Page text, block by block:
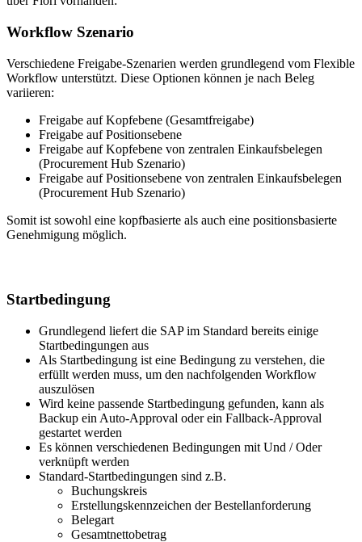
Workflow Szenario
Verschiedene Freigabe-Szenarien werden grundlegend vom Flexible
Workflow unterstützt. Diese Optionen können je nach Beleg
variieren:
Freigabe auf Kopfebene (Gesamtfreigabe)
Freigabe auf Positionsebene
Freigabe auf Kopfebene von zentralen Einkaufsbelegen
(Procurement Hub Szenario)
Freigabe auf Positionsebene von zentralen Einkaufsbelegen
(Procurement Hub Szenario)
Somit ist sowohl eine kopfbasierte als auch eine positionsbasierte
Genehmigung möglich.
Startbedingung
Grundlegend liefert die SAP im Standard bereits einige
Startbedingungen aus
Als Startbedingung ist eine Bedingung zu verstehen, die
erfüllt werden muss, um den nachfolgenden Workflow
auszulösen
Wird keine passende Startbedingung gefunden, kann als
Backup ein Auto-Approval oder ein Fallback-Approval
gestartet werden
Es können verschiedenen Bedingungen mit Und / Oder
verknüpft werden
Standard-Startbedingungen sind z.B.
Buchungskreis
Erstellungskennzeichen der Bestellanforderung
Belegart
Gesamtnettobetrag